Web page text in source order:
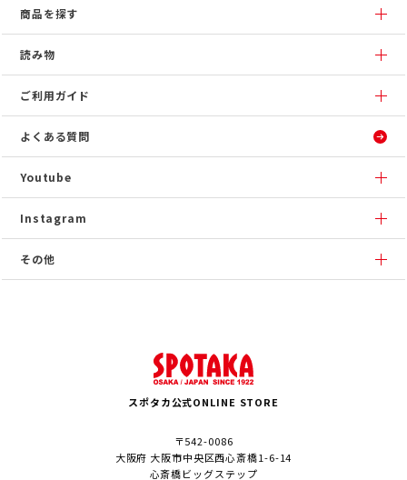
商品を探す
読み物
ご利用ガイド
よくある質問
Youtube
Instagram
その他
スポタカ公式ONLINE STORE
〒542-0086
大阪府 大阪市中央区西心斎橋1-6-14
心斎橋ビッグステップ